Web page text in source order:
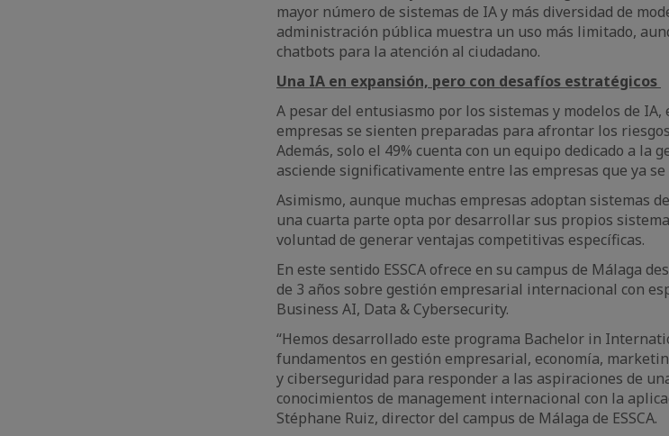
mayor número de sistemas de IA y más diversidad de
administración pública muestra un uso más limitado,
chatbots para la atención al ciudadano.
Una IA en expansión, pero con desafíos estratégicos
A pesar del entusiasmo por los sistemas y modelos de
empresas se sienten preparadas para afrontar los
Además, solo el 49% cuenta con un equipo dedicado a la
asciende significativamente entre las empresas que ya
Asimismo, aunque muchas empresas adoptan sistemas
una cuarta parte opta por desarrollar sus propios
voluntad de generar ventajas competitivas específicas.
En este sentido ESSCA ofrece en su campus de Málaga
de 3 años sobre gestión empresarial internacional con
Business AI, Data & Cybersecurity.
“Hemos desarrollado este programa Bachelor in
fundamentos en gestión empresarial, economía,
y ciberseguridad para responder a las aspiraciones de
conocimientos de management internacional con la
Stéphane Ruiz, director del campus de Málaga de ESSCA.